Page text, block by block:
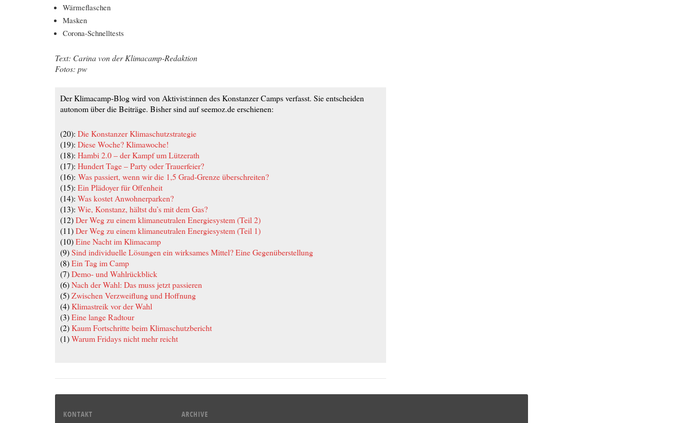
Wärmeflaschen
Masken
Corona-Schnelltests
Text: Carina von der Klimacamp-Redaktion
Fotos: pw
Der Klimacamp-Blog wird von Aktivist:innen des Konstanzer Camps verfasst. Sie entscheiden
autonom über die Beiträge. Bisher sind auf seemoz.de erschienen:
(20): Die Konstanzer Klimaschutzstrategie
(19): Diese Woche? Klimawoche!
(18): Hambi 2.0 – der Kampf um Lützerath
(17): Hundert Tage – Party oder Trauerfeier?
(16): Was passiert, wenn wir die 1,5 Grad-Grenze überschreiten?
(15): Ein Plädoyer für Offenheit
(14): Was kostet Anwohnerparken?
(13): Wie, Konstanz, hältst du’s mit dem Gas?
(12)Der Weg zu einem klimaneutralen Energiesystem (Teil 2)
(11)Der Weg zu einem klimaneutralen Energiesystem (Teil 1)
(10)Eine Nacht im Klimacamp
(9)Sind individuelle Lösungen ein wirksames Mittel? Eine Gegenüberstellung
(8)Ein Tag im Camp
(7)Demo- und Wahlrückblick
(6)Nach der Wahl: Das muss jetzt passieren
(5)Zwischen Verzweiflung und Hoffnung
(4)Klimastreik vor der Wahl
(3)Eine lange Radtour
(2)Kaum Fortschritte beim Klimaschutzbericht
(1)Warum Fridays nicht mehr reicht
KONTAKT ARCHIVE